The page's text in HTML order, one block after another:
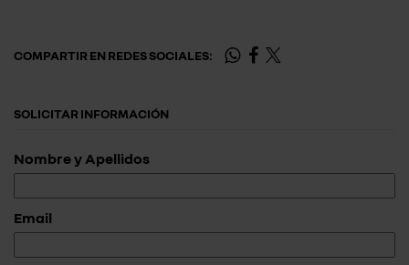
COMPARTIR EN REDES SOCIALES:
SOLICITAR INFORMACIÓN
Nombre y Apellidos
Email